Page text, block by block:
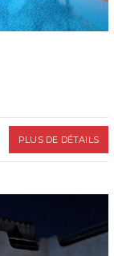
PLUS DE DÉTAILS